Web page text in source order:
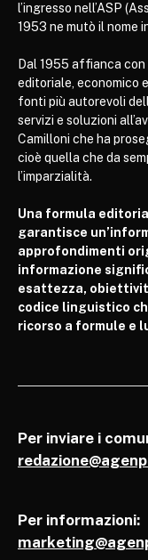
l’ingresso nell’ASP
1953 ne mutò il nome
Dal 1955 affianca
editoriale, economico
fonti più autorevoli
servizi e soluzioni
Camilloni che ha
cioè quella che da
l’imparzialità.
Una formula
garantisce
approfondimenti
informazione
esattezza,
codice linguistico
ricorso a formule e
Per inviare i
Per informazioni: